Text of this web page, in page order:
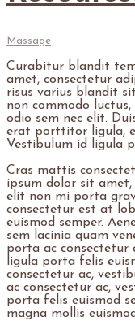
Massage
Curabitur blandit
amet, consectetur
risus varius blandit
non commodo
odio sem nec elit.
erat porttitor ligula,
Vestibulum id ligula
Cras mattis
ipsum dolor sit amet,
elit non mi porta
consectetur est at
euismod semper.
sem lacinia quam
porta ac consectetur
ligula porta felis
consectetur ac,
ac consectetur ac,
porta felis euismod
magna mollis